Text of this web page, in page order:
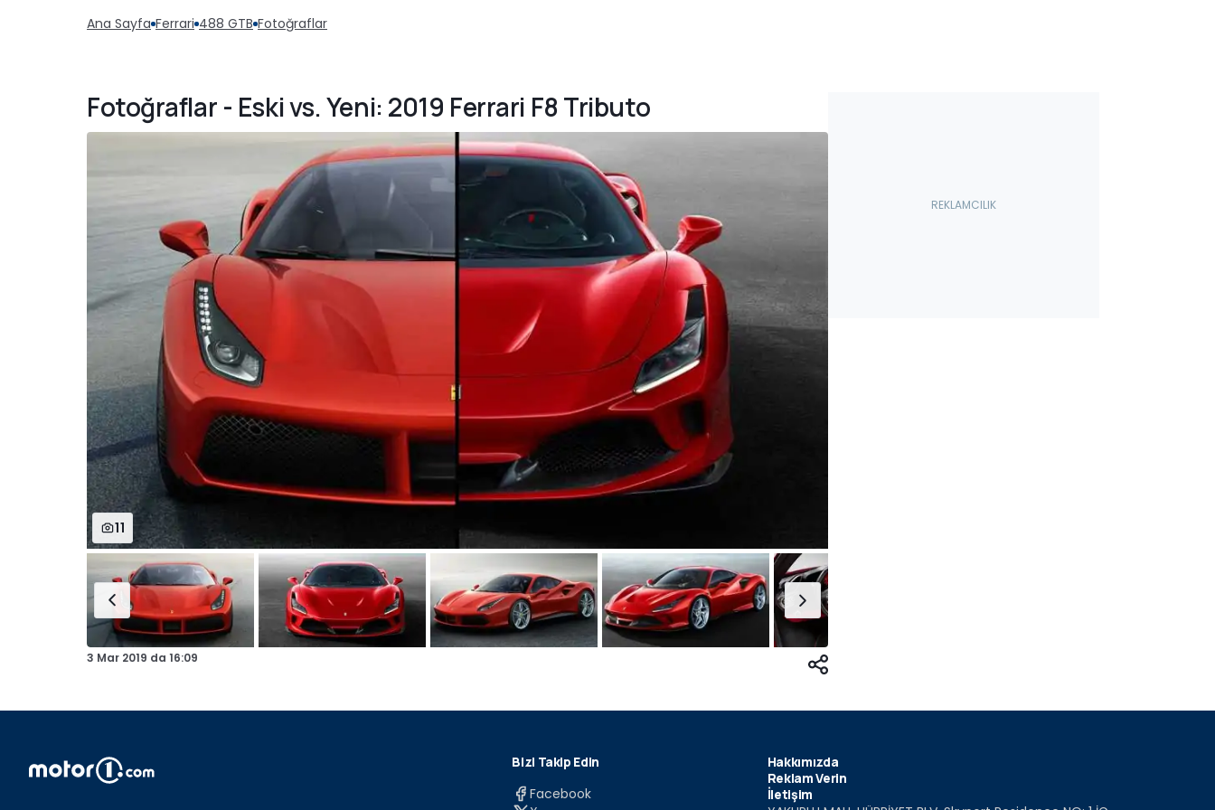
Ana Sayfa Ferrari 488 GTB Fotoğraflar
Fotoğraflar - Eski vs. Yeni: 2019 Ferrari F8 Tributo
11
3 Mar 2019 da 16:09
Bizi Takip Edin
Facebook
Hakkımızda
Reklam Verin
İletişim